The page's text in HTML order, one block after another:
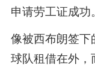
申请劳工证成功
像被西布朗签下
球队租借在外，